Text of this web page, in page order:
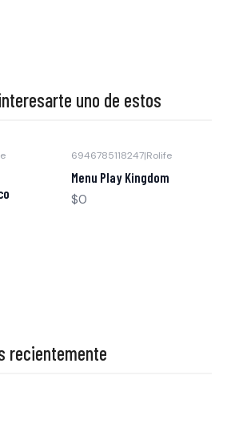
uno de estos
Agotado
6946785118247|Rolife
Menu Play Kingdom
$0
recientemente